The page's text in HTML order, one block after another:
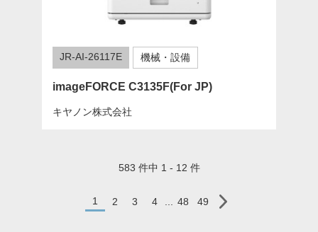
JR-AI-26117E 機械・設備
imageFORCE C3135F(For JP)
キヤノン株式会社
583 件中 1 - 12 件
1 2 3 4 ... 48 49